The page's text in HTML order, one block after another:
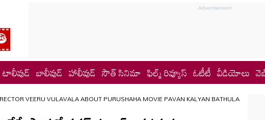
టాలీవుడ్ బాలీవుడ్ హాలీవుడ్ సౌత్ సినిమా ఫిల్మ్ రివ్యూస్ ఓటీటీ వీడియోలు
VEERU VULAVALA ABOUT PURUSHAHA MOVIE PAVAN KALYAN BATHULA